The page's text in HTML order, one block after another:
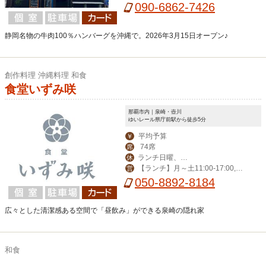
090-6862-7426
静岡名物の牛肉100％ハンバーグを沖縄で。2026年3月15日オープン♪
創作料理 沖縄料理 和食
食堂いずみ咲
那覇市内｜泉崎・壺川
ゆいレール県庁前駅から徒歩5分
￥ 平均予算
席 74席
休
ィナー日曜、月曜
営
【ランチ】月～土11:00-17:00,
【ディナー】火～土14:00-23:00
050-8892-8184
広々とした清潔感ある空間で「昼飲み」ができる泉崎の隠れ家
和食